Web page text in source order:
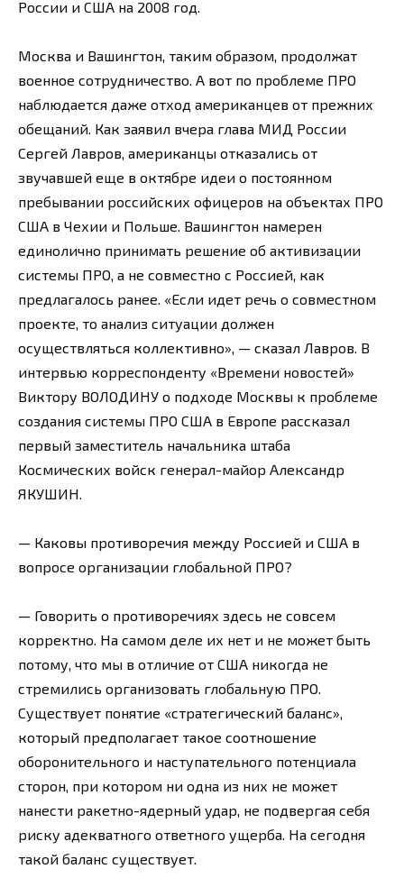
России и США на 2008 год.
Москва и Вашингтон, таким образом, продолжат
военное сотрудничество. А вот по проблеме ПРО
наблюдается даже отход американцев от прежних
обещаний. Как заявил вчера глава МИД России
Сергей Лавров, американцы отказались от
звучавшей еще в октябре идеи о постоянном
пребывании российских офицеров на объектах ПРО
США в Чехии и Польше. Вашингтон намерен
единолично принимать решение об активизации
системы ПРО, а не совместно с Россией, как
предлагалось ранее. «Если идет речь о совместном
проекте, то анализ ситуации должен
осуществляться коллективно», — сказал Лавров. В
интервью корреспонденту «Времени новостей»
Виктору ВОЛОДИНУ о подходе Москвы к проблеме
создания системы ПРО США в Европе рассказал
первый заместитель начальника штаба
Космических войск генерал-майор Александр
ЯКУШИН.
— Каковы противоречия между Россией и США в
вопросе организации глобальной ПРО?
— Говорить о противоречиях здесь не совсем
корректно. На самом деле их нет и не может быть
потому, что мы в отличие от США никогда не
стремились организовать глобальную ПРО.
Существует понятие «стратегический баланс»,
который предполагает такое соотношение
оборонительного и наступательного потенциала
сторон, при котором ни одна из них не может
нанести ракетно-ядерный удар, не подвергая себя
риску адекватного ответного ущерба. На сегодня
такой баланс существует.